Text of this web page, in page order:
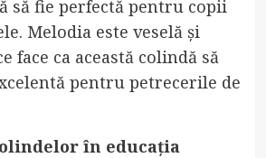
să fie perfectă pentru copii
Melodia este veselă și
face ca această colindă să
pentru petrecerile de
în educația